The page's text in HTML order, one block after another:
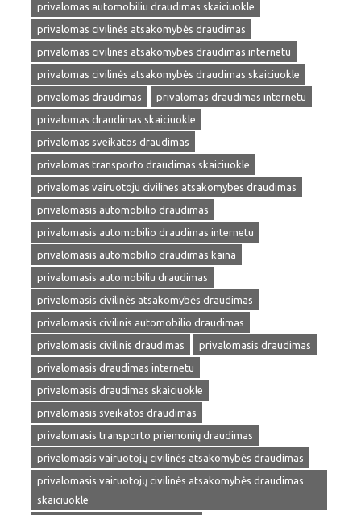
privalomas automobiliu draudimas skaiciuokle
privalomas civilinės atsakomybės draudimas
privalomas civilines atsakomybes draudimas internetu
privalomas civilinės atsakomybės draudimas skaiciuokle
privalomas draudimas
privalomas draudimas internetu
privalomas draudimas skaiciuokle
privalomas sveikatos draudimas
privalomas transporto draudimas skaiciuokle
privalomas vairuotoju civilines atsakomybes draudimas
privalomasis automobilio draudimas
privalomasis automobilio draudimas internetu
privalomasis automobilio draudimas kaina
privalomasis automobiliu draudimas
privalomasis civilinės atsakomybės draudimas
privalomasis civilinis automobilio draudimas
privalomasis civilinis draudimas
privalomasis draudimas
privalomasis draudimas internetu
privalomasis draudimas skaiciuokle
privalomasis sveikatos draudimas
privalomasis transporto priemonių draudimas
privalomasis vairuotojų civilinės atsakomybės draudimas
privalomasis vairuotojų civilinės atsakomybės draudimas
skaiciuokle